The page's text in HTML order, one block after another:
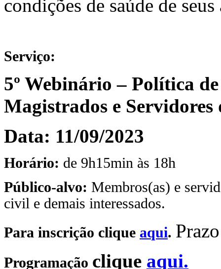
condições de saúde de
Serviço:
5º Webinário – Política
Magistrados e
Data: 11/09/2023
Horário: de 9h15min às 18h
Público-alvo: Membros(as) e
civil e demais interessados.
Para inscrição clique aqui.
Programação clique aqui.